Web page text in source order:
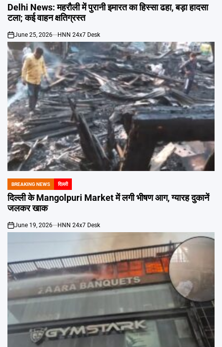
IN
Delhi News: महरौली में पुरानी इमारत का हिस्सा ढहा, बड़ा हादसा
टला; कई वाहन क्षतिग्रस्त
on
June 25, 2026 HNN 24x7 Desk
POSTED
IN
BREAKING NEWS दिल्ली
दिल्ली के Mangolpuri Market में लगी भीषण आग, ग्यारह दुकानें
जलकर खाक
on
June 19, 2026 HNN 24x7 Desk